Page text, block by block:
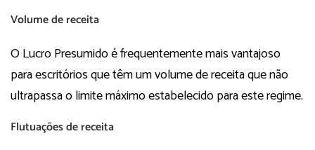
Volume de receita
O Lucro Presumido é frequentemente mais vantajoso
para escritórios que têm um volume de receita que não
ultrapassa o limite máximo estabelecido para este regime.
Flutuações de receita